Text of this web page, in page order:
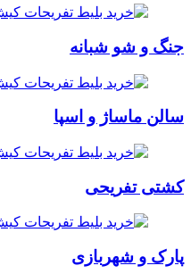
جنگ و شو شبانه
سالن ماساژ و اسپا
کشتی تفریحی
پارک و شهربازی